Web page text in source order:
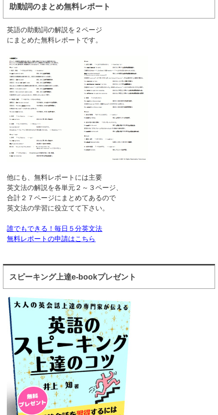
助動詞のまとめ無料レポート
英語の助動詞の解説を２ページ
にまとめた無料レポートです。
他にも、無料レポートには主要
英文法の解説を各単元２～３ページ、
合計２７ページにまとめてあるので
英文法の学習に役立てて下さい。
誰でもできる！毎日５分英文法
無料レポートの申請はこちら
スピーキング上達e-bookプレゼント